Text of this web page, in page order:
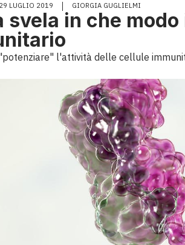
LUGLIO 2019 GIORGIA GUGLIELMI
svela in che
l'attività delle cellule